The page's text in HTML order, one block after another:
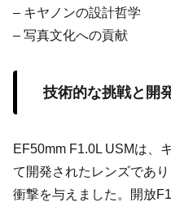
– キヤノンの設計哲学
– 写真文化への貢献
技術的な挑戦と開
EF50mm F1.0L USMは、
て開発されたレンズであ
衝撃を与えました。開放